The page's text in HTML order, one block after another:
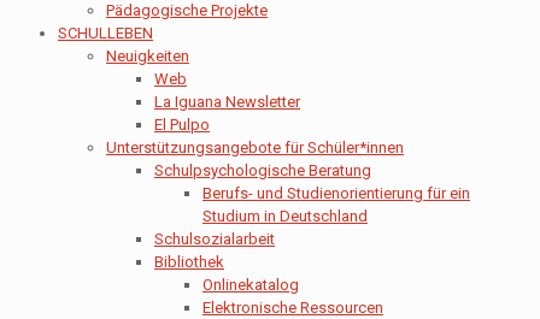
Pädagogische Projekte
SCHULLEBEN
Neuigkeiten
Web
La Iguana Newsletter
El Pulpo
Unterstützungsangebote für Schüler*innen
Schulpsychologische Beratung
Berufs- und Studienorientierung für ein
Studium in Deutschland
Schulsozialarbeit
Bibliothek
Onlinekatalog
Elektronische Ressourcen